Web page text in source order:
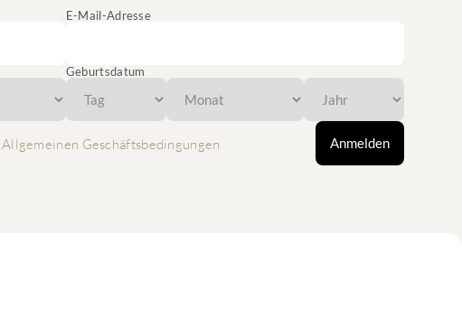
E-Mail-Adresse
Geburtsdatum
Allgemeinen Geschäftsbedingungen Anmelden